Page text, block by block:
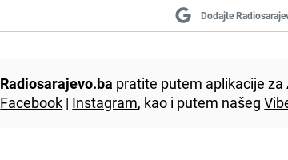
Dodajte
Radiosarajevo.ba pratite putem aplikacije za
Facebook | Instagram, kao i putem našeg